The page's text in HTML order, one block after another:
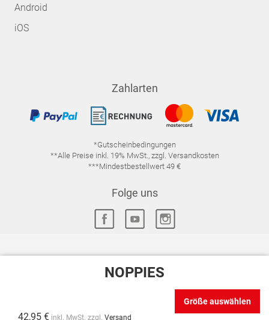
NOPPIES
42,95 € inkl. MwSt. zzgl. Versand
Größe auswählen
Android
iOS
Zahlarten
*Gutscheinbedingungen
**Alle Preise inkl. 19% MwSt., zzgl. Versandkosten
***Mindestbestellwert 49 €
Folge uns
DATENSCHUTZ
WIDERRUFSRECHT
VERTRAG WIDERRUFEN